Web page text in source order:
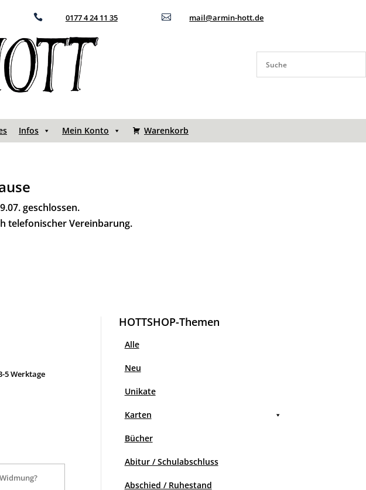
 0177 4 24 11 35  mail@armin-hott.de
Infos Mein Konto Warenkorb
geschlossen.
telefonischer Vereinbarung.
5 Werktage
HOTTSHOP-Themen
Alle
Neu
Unikate
Karten
Bücher
Abitur / Schulabschluss
Abschied / Ruhestand